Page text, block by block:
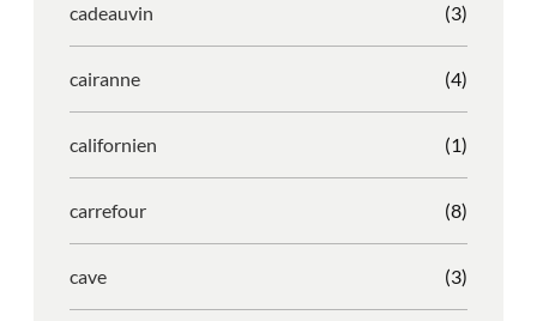
cadeauvin (3)
cairanne (4)
californien (1)
carrefour (8)
cave (3)